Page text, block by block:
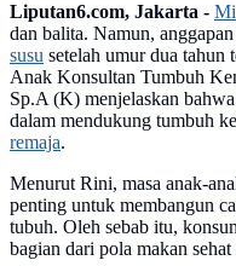
Liputan6.com, Jakarta -
dan balita. Namun,
susu setelah umur dua tahun
Anak Konsultan Tumbuh
Sp.A (K) menjelaskan
dalam mendukung tumbuh
remaja.
Menurut Rini, masa anak-
penting untuk membangun
tubuh. Oleh sebab itu,
bagian dari pola makan sehat